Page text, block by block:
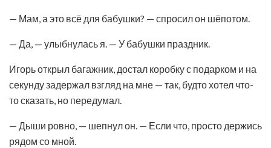
— Мам, а это всё для бабушки? — спросил он шёпотом.
— Да, — улыбнулась я. — У бабушки праздник.
Игорь открыл багажник, достал коробку с подарком и на
секунду задержал взгляд на мне — так, будто хотел что-
то сказать, но передумал.
— Дыши ровно, — шепнул он. — Если что, просто держись
рядом со мной.